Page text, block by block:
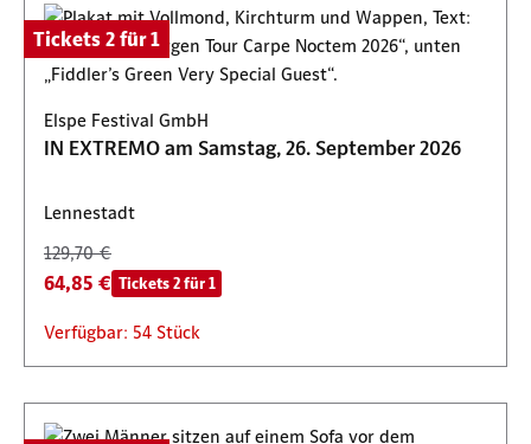
Tickets 2 für 1
Elspe Festival GmbH
IN EXTREMO am Samstag, 26. September 2026
Lennestadt
129,70 €
64,85 € Tickets 2 für 1
Verfügbar: 54 Stück